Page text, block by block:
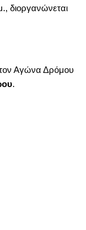
διοργανώνεται
Αγώνα Δρόμου
.